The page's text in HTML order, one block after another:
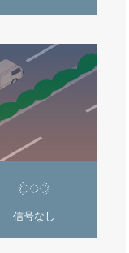
信号なし